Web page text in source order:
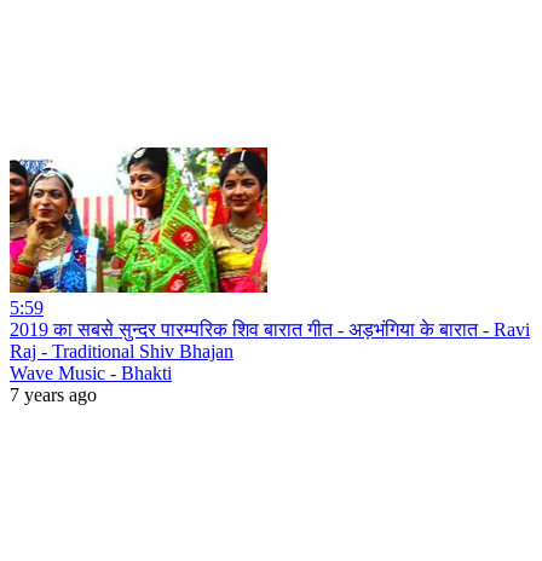
5:59
2019 का सबसे सुन्दर पारम्परिक शिव बारात गीत - अड़भंगिया के बारात - Ravi
Raj - Traditional Shiv Bhajan
Wave Music - Bhakti
7 years ago